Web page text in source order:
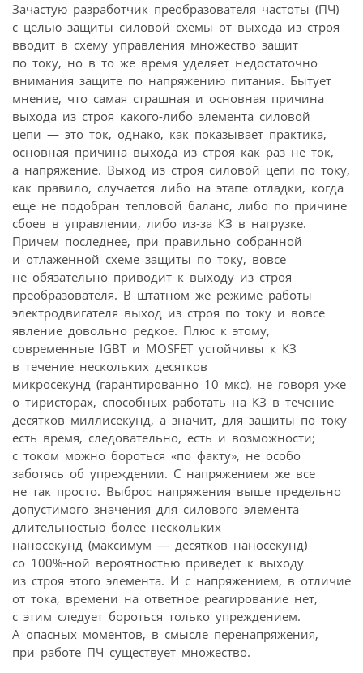
Зачастую разработчик преобразователя частоты (ПЧ)
с целью защиты силовой схемы от выхода из строя
вводит в схему управления множество защит
по току, но в то же время уделяет недостаточно
внимания защите по напряжению питания. Бытует
мнение, что самая страшная и основная причина
выхода из строя какого-либо элемента силовой
цепи — это ток, однако, как показывает практика,
основная причина выхода из строя как раз не ток,
а напряжение. Выход из строя силовой цепи по току,
как правило, случается либо на этапе отладки, когда
еще не подобран тепловой баланс, либо по причине
сбоев в управлении, либо из-за КЗ в нагрузке.
Причем последнее, при правильно собранной
и отлаженной схеме защиты по току, вовсе
не обязательно приводит к выходу из строя
преобразователя. В штатном же режиме работы
электродвигателя выход из строя по току и вовсе
явление довольно редкое. Плюс к этому,
современные IGBT и MOSFET устойчивы к КЗ
в течение нескольких десятков
микросекунд (гарантированно 10 мкс), не говоря уже
о тиристорах, способных работать на КЗ в течение
десятков миллисекунд, а значит, для защиты по току
есть время, следовательно, есть и возможности;
с током можно бороться «по факту», не особо
заботясь об упреждении. С напряжением же все
не так просто. Выброс напряжения выше предельно
допустимого значения для силового элемента
длительностью более нескольких
наносекунд (максимум — десятков наносекунд)
со 100%-ной вероятностью приведет к выходу
из строя этого элемента. И с напряжением, в отличие
от тока, времени на ответное реагирование нет,
с этим следует бороться только упреждением.
А опасных моментов, в смысле перенапряжения,
при работе ПЧ существует множество.